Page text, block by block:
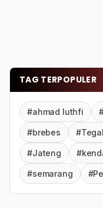
TAG TERPOPULER
#ahmad luthfi
#brebes #Tegal
#Jateng
#semarang